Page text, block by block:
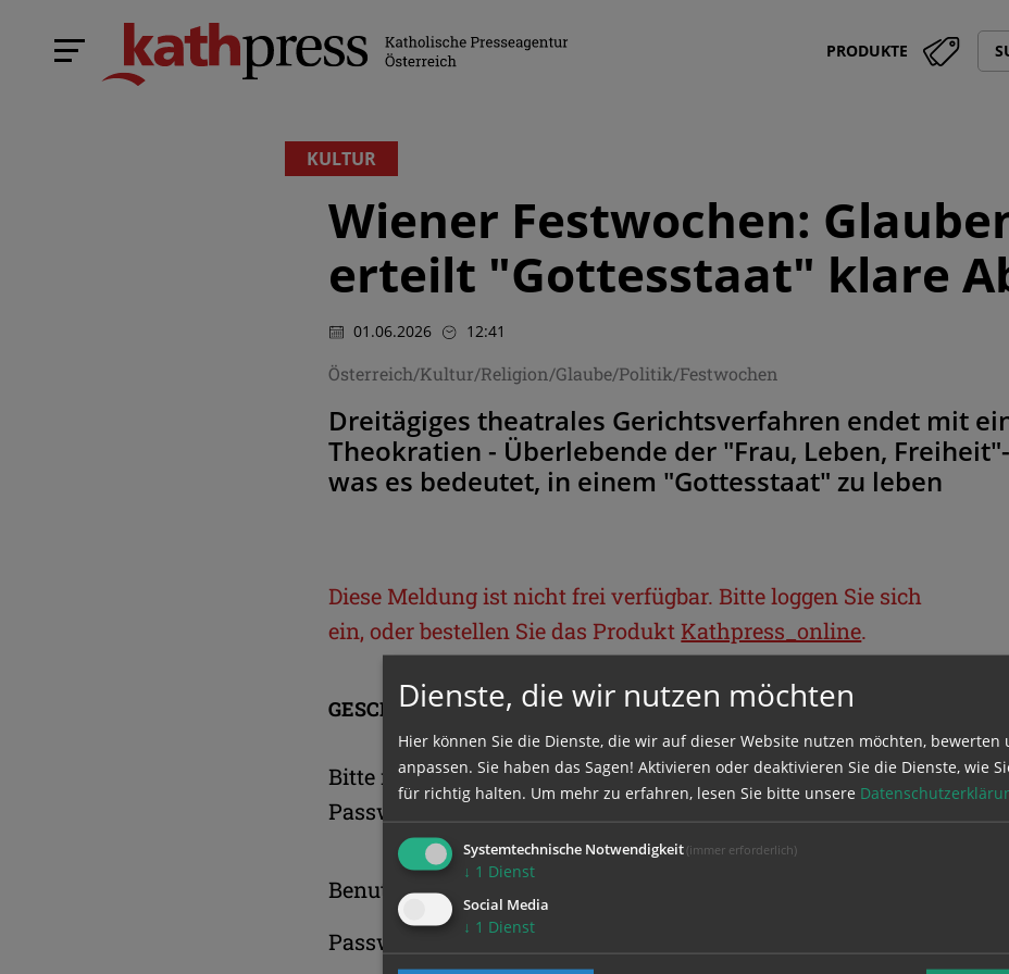
PRODUKTE
KULTUR
Wiener Festwochen:
erteilt "Gottesstaat" klare
01.06.2026 12:41
Österreich/Kultur/Religion/Glaube/Politik/Festwochen
Dreitägiges theatrales Gerichtsverfahren endet mit
Theokratien - Überlebende der "Frau, Leben,
was es bedeutet, in einem "Gottesstaat" zu leben
Diese Meldung ist nicht frei verfügbar. Bitte loggen Sie sich
ein, oder bestellen Sie das Produkt Kathpress_online.
GESCHÜTZTER BEREICH
Bitte melden Sie sich mit Ihrem Benutzernamen und
Passwort an.
Benutzername
Passwort
Dienste, die wir nutzen möchten
Hier können Sie die Dienste, die wir auf dieser Website nutzen möchten, bewerten
anpassen. Sie haben das Sagen! Aktivieren oder deaktivieren Sie die Dienste, wie
für richtig halten. Um mehr zu erfahren, lesen Sie bitte unsere
Systemtechnische Notwendigkeit (immer erforderlich)
↓ 1 Dienst
Social Media
↓ 1 Dienst